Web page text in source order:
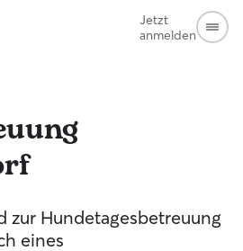
Jetzt
anmelden
zur Hundetagesbetreuung
eines